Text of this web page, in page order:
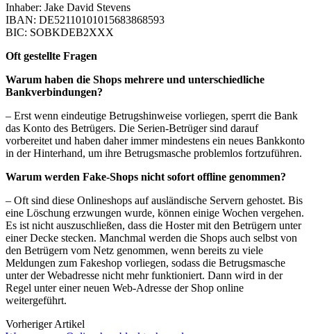
Inhaber: Jake David Stevens
IBAN: DE52110101015683868593
BIC: SOBKDEB2XXX
Oft gestellte Fragen
Warum haben die Shops mehrere und unterschiedliche
Bankverbindungen?
– Erst wenn eindeutige Betrugshinweise vorliegen, sperrt die Bank
das Konto des Betrügers. Die Serien-Betrüger sind darauf
vorbereitet und haben daher immer mindestens ein neues Bankkonto
in der Hinterhand, um ihre Betrugsmasche problemlos fortzuführen.
Warum werden Fake-Shops nicht sofort offline genommen?
– Oft sind diese Onlineshops auf ausländische Servern gehostet. Bis
eine Löschung erzwungen wurde, können einige Wochen vergehen.
Es ist nicht auszuschließen, dass die Hoster mit den Betrügern unter
einer Decke stecken. Manchmal werden die Shops auch selbst von
den Betrügern vom Netz genommen, wenn bereits zu viele
Meldungen zum Fakeshop vorliegen, sodass die Betrugsmasche
unter der Webadresse nicht mehr funktioniert. Dann wird in der
Regel unter einer neuen Web-Adresse der Shop online
weitergeführt.
Vorheriger Artikel